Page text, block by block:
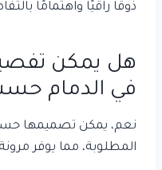
ذوقًا راقيًا واهتمامًا
هل يمكن
في الدمام
نعم، يمكن تصميمها
المطلوبة، مما يوفر